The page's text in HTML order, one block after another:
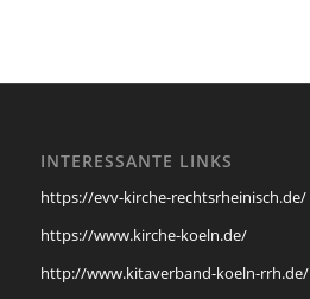
INTERESSANTE LINKS
https://evv-kirche-rechtsrheinisch.de/
https://www.kirche-koeln.de/
http://www.kitaverband-koeln-rrh.de/